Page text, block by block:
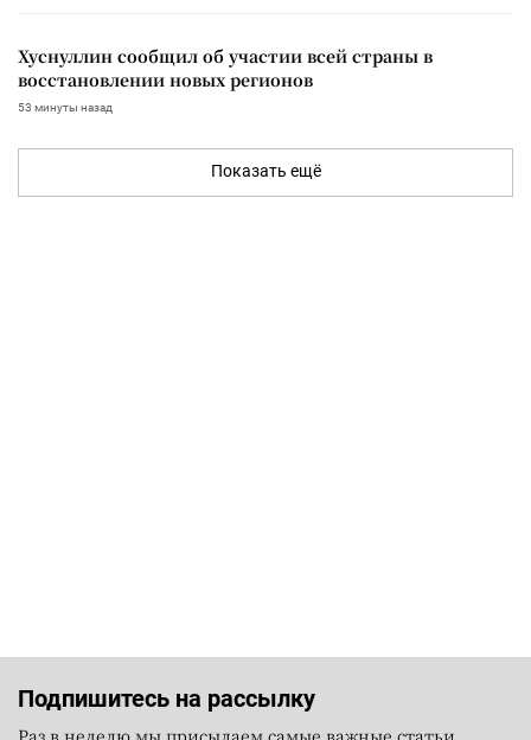
Хуснуллин сообщил об участии всей страны в
восстановлении новых регионов
53 минуты назад
Показать ещё
Подпишитесь на рассылку
Раз в неделю мы присылаем самые важные статьи